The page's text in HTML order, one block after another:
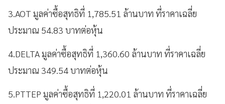
3.AOT มูลค่าซื้อสุทธิที่ 1,785.51 ล้านบาท ที่ราคาเฉลี่ย
ประมาณ 54.83 บาทต่อหุ้น
4.DELTA มูลค่าซื้อสุทธิที่ 1,360.60 ล้านบาท ที่ราคาเฉลี่ย
ประมาณ 349.54 บาทต่อหุ้น
5.PTTEP มูลค่าซื้อสุทธิที่ 1,220.01 ล้านบาท ที่ราคาเฉลี่ย